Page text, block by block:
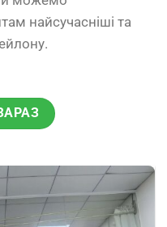
найсучасніші та